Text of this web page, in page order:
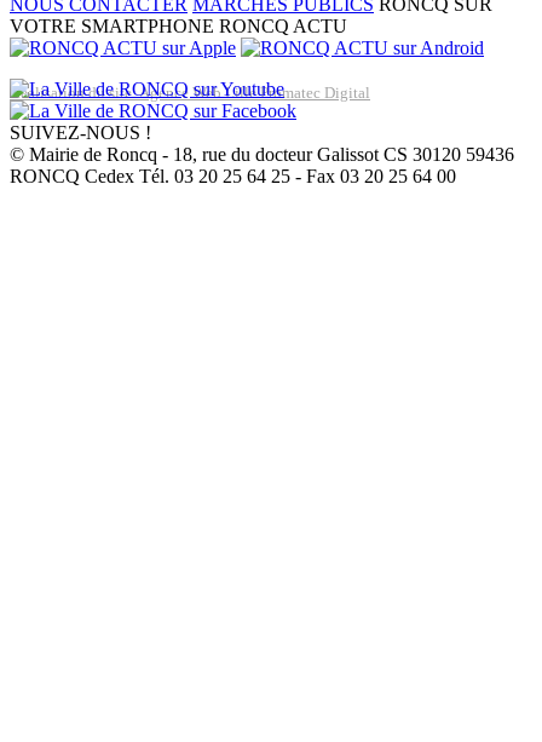
NOUS CONTACTER MARCHES PUBLICS RONCQ SUR
VOTRE SMARTPHONE RONCQ ACTU
Réalisation du site: Agence Web Lille Promatec Digital
SUIVEZ-NOUS !
© Mairie de Roncq - 18, rue du docteur Galissot CS 30120 59436
RONCQ Cedex Tél. 03 20 25 64 25 - Fax 03 20 25 64 00